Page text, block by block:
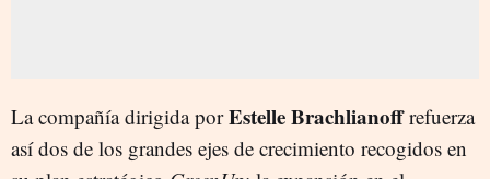
La compañía dirigida porEstelle Brachlianoffrefuerza
así dos de los grandes ejes de crecimiento recogidos en